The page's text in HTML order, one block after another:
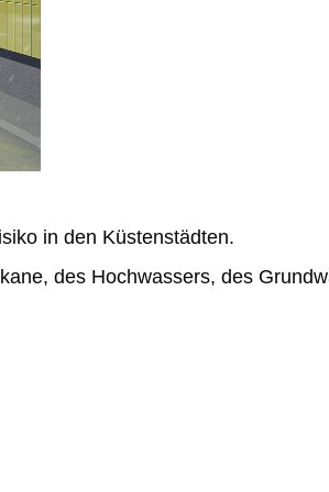
in den Küstenstädten.
des Hochwassers, des